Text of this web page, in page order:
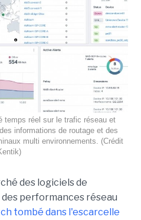
temps réel sur le trafic réseau et
informations de routage et des
multi environnements. (Crédit
des logiciels de
performances réseau
tombé dans l'escarcelle